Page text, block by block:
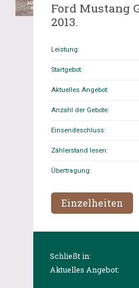
Ford Mustang
2013.
Leistung:
Startgebot:
Aktuelles Angebot:
Anzahl der Gebote:
Einsendeschluss:
Zählerstand lesen:
Übertragung:
Einzelheiten
Schließt in:
Aktuelles Angebot: